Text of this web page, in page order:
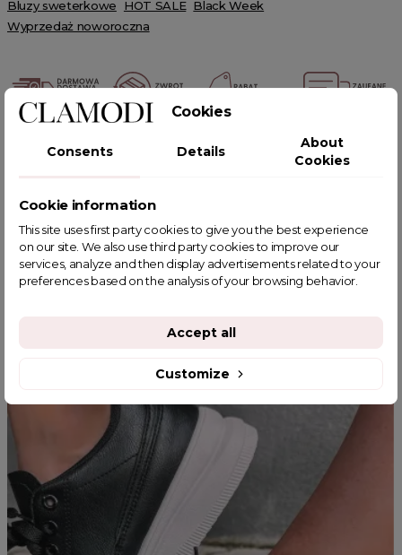
Bluzy sweterkowe HOT SALE Black Week
Wyprzedaż noworoczna
YOU MIGHT ALSO LIKE
Cookies
Consents Details
About
Cookies
Cookie information
This site uses first party cookies to give you the best experience
on our site. We also use third party cookies to improve our
services, analyze and then display advertisements related to your
preferences based on the analysis of your browsing behavior.
Customize
Accept all